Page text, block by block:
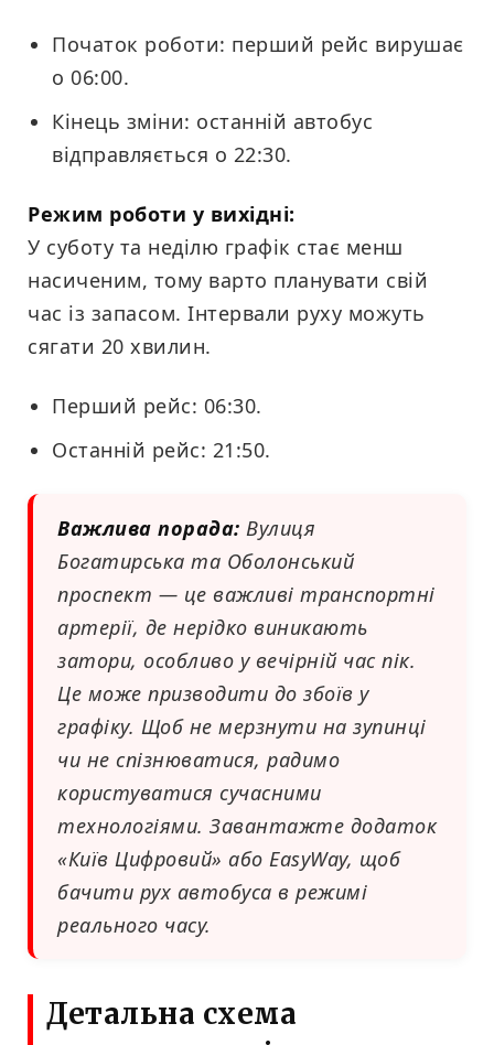
Початок роботи: перший рейс вирушає
о 06:00.
Кінець зміни: останній автобус
відправляється о 22:30.
Режим роботи у вихідні:
У суботу та неділю графік стає менш
насиченим, тому варто планувати свій
час із запасом. Інтервали руху можуть
сягати 20 хвилин.
Перший рейс: 06:30.
Останній рейс: 21:50.
Важлива порада: Вулиця
Богатирська та Оболонський
проспект — це важливі транспортні
артерії, де нерідко виникають
затори, особливо у вечірній час пік.
Це може призводити до збоїв у
графіку. Щоб не мерзнути на зупинці
чи не спізнюватися, радимо
користуватися сучасними
технологіями. Завантажте додаток
«Київ Цифровий» або EasyWay, щоб
бачити рух автобуса в режимі
реального часу.
Детальна схема